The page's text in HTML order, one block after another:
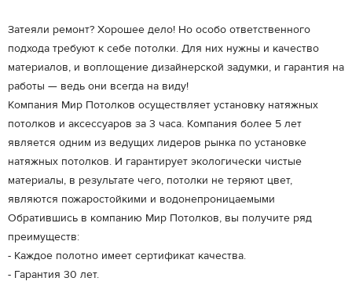
Затеяли ремонт? Хорошее дело! Но особо ответственного
подхода требуют к себе потолки. Для них нужны и качество
материалов, и воплощение дизайнерской задумки, и гарантия на
работы — ведь они всегда на виду!
Компания Мир Потолков осуществляет установку натяжных
потолков и аксессуаров за 3 часа. Компания более 5 лет
является одним из ведущих лидеров рынка по установке
натяжных потолков. И гарантирует экологически чистые
материалы, в результате чего, потолки не теряют цвет,
являются пожаростойкими и водонепроницаемыми
Обратившись в компанию Мир Потолков, вы получите ряд
преимуществ:
- Каждое полотно имеет сертификат качества.
- Гарантия 30 лет.